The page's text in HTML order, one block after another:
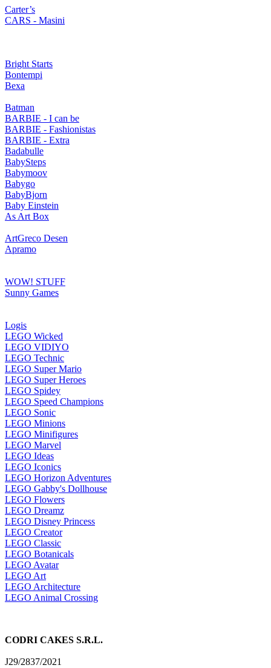
Carter’s
CARS - Masini
Bright Starts
Bontempi
Bexa
Batman
BARBIE - I can be
BARBIE - Fashionistas
BARBIE - Extra
Badabulle
BabySteps
Babymoov
Babygo
BabyBjorn
Baby Einstein
As Art Box
ArtGreco Desen
Apramo
WOW! STUFF
Sunny Games
Logis
LEGO Wicked
LEGO VIDIYO
LEGO Technic
LEGO Super Mario
LEGO Super Heroes
LEGO Spidey
LEGO Speed Champions
LEGO Sonic
LEGO Minions
LEGO Minifigures
LEGO Marvel
LEGO Ideas
LEGO Iconics
LEGO Horizon Adventures
LEGO Gabby's Dollhouse
LEGO Flowers
LEGO Dreamz
LEGO Disney Princess
LEGO Creator
LEGO Classic
LEGO Botanicals
LEGO Avatar
LEGO Art
LEGO Architecture
LEGO Animal Crossing
CODRI CAKES S.R.L.
J29/2837/2021